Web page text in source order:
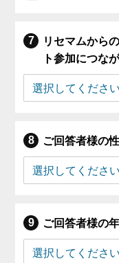
リセマムから
ト参加につな
ご回答者様の
ご回答者様の